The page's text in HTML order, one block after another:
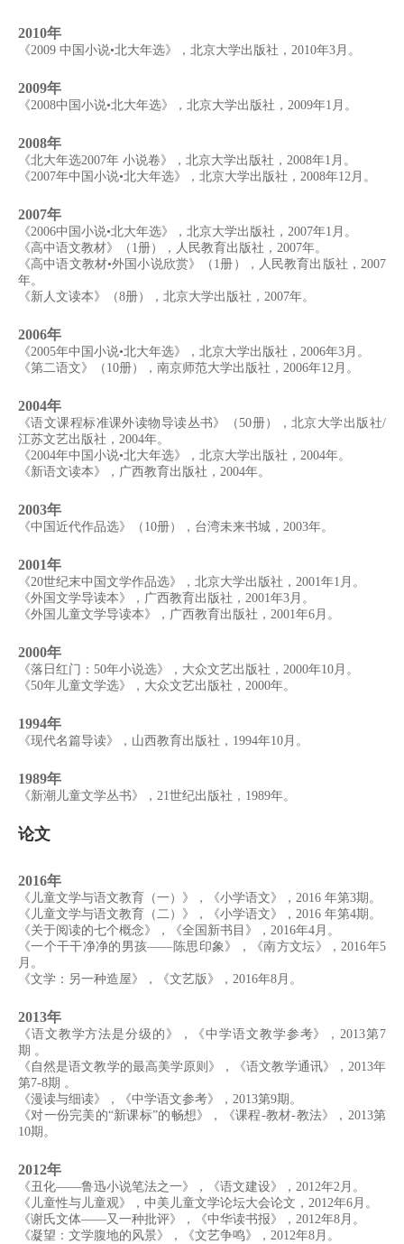
2010年
《2009 中国小说•北大年选》，北京大学出版社，2010年3月。
2009年
《2008中国小说•北大年选》，北京大学出版社，2009年1月。
2008年
《北大年选2007年 小说卷》，北京大学出版社，2008年1月。
《2007年中国小说•北大年选》，北京大学出版社，2008年12月。
2007年
《2006中国小说•北大年选》，北京大学出版社，2007年1月。
《高中语文教材》（1册），人民教育出版社，2007年。
《高中语文教材•外国小说欣赏》（1册），人民教育出版社，2007
年。
《新人文读本》（8册），北京大学出版社，2007年。
2006年
《2005年中国小说•北大年选》，北京大学出版社，2006年3月。
《第二语文》（10册），南京师范大学出版社，2006年12月。
2004年
《语文课程标准课外读物导读丛书》（50册），北京大学出版社/
江苏文艺出版社，2004年。
《2004年中国小说•北大年选》，北京大学出版社，2004年。
《新语文读本》，广西教育出版社，2004年。
2003年
《中国近代作品选》（10册），台湾未来书城，2003年。
2001年
《20世纪末中国文学作品选》，北京大学出版社，2001年1月。
《外国文学导读本》，广西教育出版社，2001年3月。
《外国儿童文学导读本》，广西教育出版社，2001年6月。
2000年
《落日红门：50年小说选》，大众文艺出版社，2000年10月。
《50年儿童文学选》，大众文艺出版社，2000年。
1994年
《现代名篇导读》，山西教育出版社，1994年10月。
1989年
《新潮儿童文学丛书》，21世纪出版社，1989年。
论文
2016年
《儿童文学与语文教育（一）》，《小学语文》，2016 年第3期。
《儿童文学与语文教育（二）》，《小学语文》，2016 年第4期。
《关于阅读的七个概念》，《全国新书目》，2016年4月。
《一个干干净净的男孩——陈思印象》，《南方文坛》，2016年5
月。
《文学：另一种造屋》，《文艺版》，2016年8月。
2013年
《语文教学方法是分级的》，《中学语文教学参考》，2013第7
期 。
《自然是语文教学的最高美学原则》，《语文教学通讯》，2013年
第7-8期 。
《漫读与细读》，《中学语文参考》，2013第9期。
《对一份完美的“新课标”的畅想》，《课程-教材-教法》，2013第
10期。
2012年
《丑化——鲁迅小说笔法之一》，《语文建设》，2012年2月。
《儿童性与儿童观》，中美儿童文学论坛大会论文，2012年6月。
《谢氏文体——又一种批评》，《中华读书报》，2012年8月。
《凝望：文学腹地的风景》，《文艺争鸣》，2012年8月。